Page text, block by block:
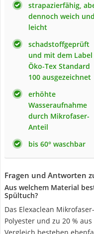
strapazierfähig,
dennoch weich und
leicht
schadstoffgeprüft
und mit dem Label
Öko-Tex Standard
100 ausgezeichnet
erhöhte
Wasseraufnahme
durch Mikrofaser-
Anteil
bis 60° waschbar
Fragen und Antworten
Aus welchem Material
Spültuch?
Das Elexaclean
Polyester und zu 20 %